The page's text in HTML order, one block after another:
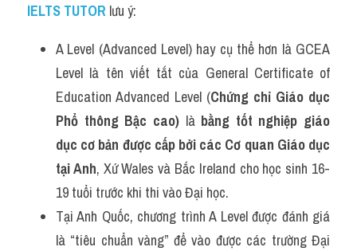
Từ vựng theo tiền tố
Task 1
Ngân hàng đề thi máy
Phân biệt từ
Report đề thi thật IELTS
Advice
IELTS Advice
IELTS TUTOR lưu ý:
A Level (Advanced Level) hay cụ thể hơn là GCEA
Level là tên viết tắt của General Certificate of
Education Advanced Level (Chứng chỉ Giáo dục
Phổ thông Bậc cao) là bằng tốt nghiệp giáo
dục cơ bản được cấp bởi các Cơ quan Giáo dục
tại Anh, Xứ Wales và Bắc Ireland cho học sinh 16-
19 tuổi trước khi thi vào Đại học.
Tại Anh Quốc, chương trình A Level được đánh giá
là “tiêu chuẩn vàng” để vào được các trường Đại